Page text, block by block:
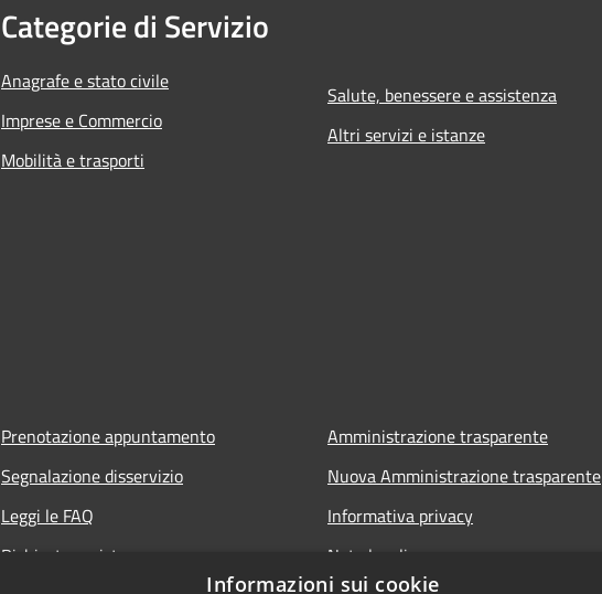
Categorie di Servizio
Anagrafe e stato civile
Imprese e Commercio
Mobilità e trasporti
Salute, benessere e assistenza
Altri servizi e istanze
Prenotazione appuntamento
Segnalazione disservizio
Leggi le FAQ
Richiesta assistenza
Amministrazione trasparente
Nuova Amministrazione trasparente
Informativa privacy
Note legali
Informazioni sui cookie